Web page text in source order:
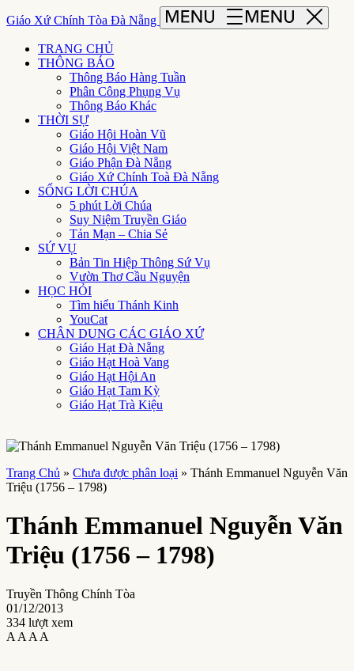
Giáo Xứ Chính Tòa Đà Nẵng
TRANG CHỦ
THÔNG BÁO
Thông Báo Hàng Tuần
Phân Công Phụng Vụ
Thông Báo Khác
THỜI SỰ
Giáo Hội Hoàn Vũ
Giáo Hội Việt Nam
Giáo Phận Đà Nẵng
Giáo Xứ Chính Toà Đà Nẵng
SỐNG LỜI CHÚA
5 phút Lời Chúa
Suy Niệm Truyền Giáo
Tản Mạn – Chia Sẻ
SỨ VỤ
Bản Tin Hiệp Thông Sứ Vụ
Vườn Thơ Cầu Nguyện
HỌC HỎI
Tìm hiểu Thánh Kinh
YouCat
CHÂN DUNG CÁC GIÁO XỨ
Giáo Hạt Đà Nẵng
Giáo Hạt Hoà Vang
Giáo Hạt Hội An
Giáo Hạt Tam Kỳ
Giáo Hạt Trà Kiệu
Trang Chủ » Chưa được phân loại » Thánh Emmanuel Nguyễn Văn
Triệu (1756 – 1798)
Thánh Emmanuel Nguyễn Văn
Triệu (1756 – 1798)
Truyền Thông Chính Tòa
01/12/2013
334 lượt xem
A A A A